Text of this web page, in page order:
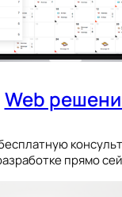
Web
прямо